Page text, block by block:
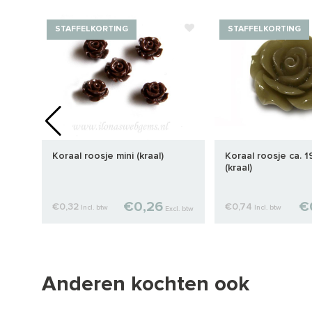
STAFFELKORTING
Koraal roosje mini (kraal)
€0,32 Incl. btw €0,26 Excl. btw
STAFFELKORTING
Koraal roosje ca.
(kraal)
€0,74 Incl. btw
Anderen kochten ook